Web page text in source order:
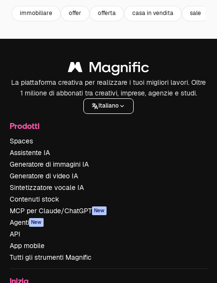
immobiliare offer offerta casa in vendita sale
La piattaforma creativa per realizzare i tuoi migliori lavori. Oltre
1 milione di abbonati tra creativi, imprese, agenzie e studi.
Italiano
Prodotti
Spaces
Assistente IA
Generatore di immagini IA
Generatore di video IA
Sintetizzatore vocale IA
Contenuti stock
MCP per Claude/ChatGPT New
Agenti New
API
App mobile
Tutti gli strumenti Magnific
Inizia